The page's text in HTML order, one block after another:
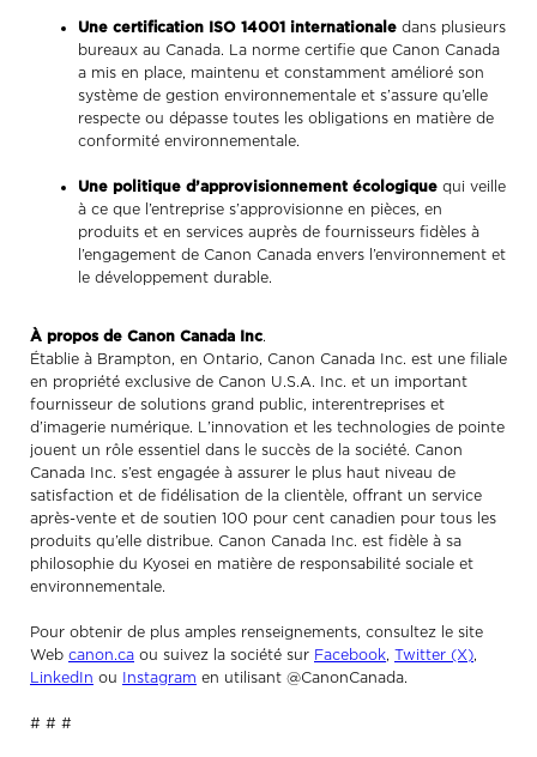
Une certification ISO 14001 internationale dans plusieurs
bureaux au Canada. La norme certifie que Canon Canada
a mis en place, maintenu et constamment amélioré son
système de gestion environnementale et s’assure qu’elle
respecte ou dépasse toutes les obligations en matière de
conformité environnementale.
Une politique d’approvisionnement écologique qui veille
à ce que l’entreprise s’approvisionne en pièces, en
produits et en services auprès de fournisseurs fidèles à
l’engagement de Canon Canada envers l’environnement et
le développement durable.
À propos de Canon Canada Inc.
Établie à Brampton, en Ontario, Canon Canada Inc. est une filiale
en propriété exclusive de Canon U.S.A. Inc. et un important
fournisseur de solutions grand public, interentreprises et
d’imagerie numérique. L’innovation et les technologies de pointe
jouent un rôle essentiel dans le succès de la société. Canon
Canada Inc. s’est engagée à assurer le plus haut niveau de
satisfaction et de fidélisation de la clientèle, offrant un service
après-vente et de soutien 100 pour cent canadien pour tous les
produits qu’elle distribue. Canon Canada Inc. est fidèle à sa
philosophie du Kyosei en matière de responsabilité sociale et
environnementale.
Pour obtenir de plus amples renseignements, consultez le site
Web canon.ca ou suivez la société sur Facebook, Twitter (X),
LinkedIn ou Instagram en utilisant @CanonCanada.
# # #